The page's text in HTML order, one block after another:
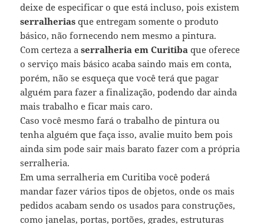
deixe de especificar o que está incluso, pois existem
serralherias que entregam somente o produto
básico, não fornecendo nem mesmo a pintura.
Com certeza aserralheria em Curitiba que oferece
o serviço mais básico acaba saindo mais em conta,
porém, não se esqueça que você terá que pagar
alguém para fazer a finalização, podendo dar ainda
mais trabalho e ficar mais caro.
Caso você mesmo fará o trabalho de pintura ou
tenha alguém que faça isso, avalie muito bem pois
ainda sim pode sair mais barato fazer com a própria
serralheria.
Em uma serralheria em Curitiba você poderá
mandar fazer vários tipos de objetos, onde os mais
pedidos acabam sendo os usados para construções,
como janelas, portas, portões, grades, estruturas